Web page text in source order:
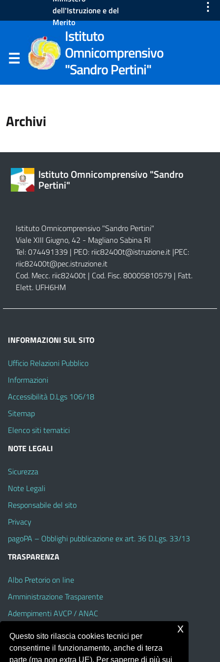
dell'Istruzione e del
Merito
⋮
Istituto
Omnicomprensivo
"Sandro Pertini"
Archivi
Istituto Omnicomprensivo "Sandro
Pertini"
Istituto Omnicomprensivo "Sandro Pertini"
Viale XIII Giugno, 42 - Magliano Sabina RI
Tel: 074491339 | PEO: riic82400t@istruzione.it |PEC:
riic82400t@pec.istruzione.it
Cod. Mecc. riic82400t | Cod. Fisc. 80005810579 | Fatt.
Elett. UFH6HM
INFORMAZIONI SUL SITO
Ufficio Relazioni Pubblico
Informazioni
Accessibilità D.Lgs 106/18
Sitemap
Elenco siti tematici
NOTE LEGALI
Sicurezza
Note Legali
Responsabile del sito
Privacy
pagoPA – Obblighi pubblicazione ex art. 36 D.Lgs. 33/13
TRASPARENZA
Albo Pretorio on line
Amministrazione Trasparente
Adempimenti AVCP / ANAC
Accesso Civico
Dichiarazione di accessibilità
Questo sito rilascia cookies tecnici per
consentirne il funzionamento, anche di terza
parte (ma non extra UE). Per saperne di più sui
x